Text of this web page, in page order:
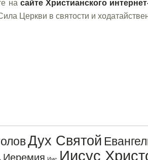
на сайте Христианского
Церкви в святости и
Дух Святой
Иеремия Иисус